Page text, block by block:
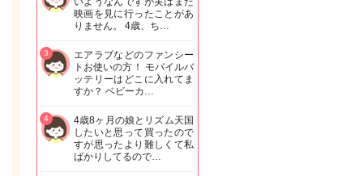
映画を見に行ったことがあ
りません。 4歳、ち…
エアラブなどのファンシー
トお使いの方！ モバイルバ
ッテリーはどこに入れてま
すか？ ベビーカ…
3
4歳8ヶ月の娘とリズム天国
したいと思って買ったので
すが思ったより難しくて私
ばかりしてるので…
4